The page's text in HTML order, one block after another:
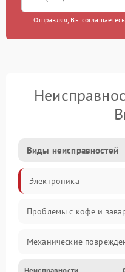
Отправляя, Вы
Виды неисправностей
Электроника
Проблемы с кофе и
Механические